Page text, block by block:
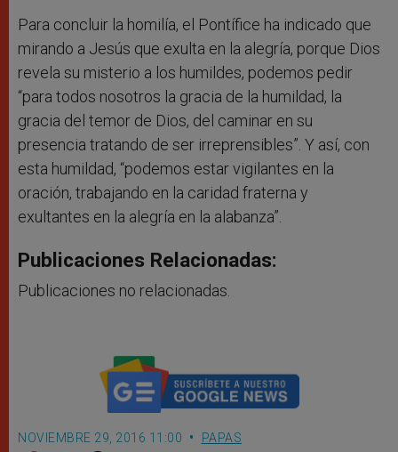
Para concluir la homilía, el Pontífice ha indicado que
mirando a Jesús que exulta en la alegría, porque Dios
revela su misterio a los humildes, podemos pedir
“para todos nosotros la gracia de la humildad, la
gracia del temor de Dios, del caminar en su
presencia tratando de ser irreprensibles”. Y así, con
esta humildad, “podemos estar vigilantes en la
oración, trabajando en la caridad fraterna y
exultantes en la alegría en la alabanza”.
Publicaciones Relacionadas:
Publicaciones no relacionadas.
NOVIEMBRE 29, 2016 11:00 PAPAS